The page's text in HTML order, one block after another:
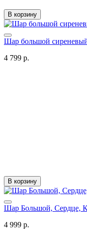
В корзину
Шар большой
4 799 р.
В корзину
Шар Большой, Сердце,
4 999 р.